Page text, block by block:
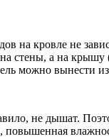
на кровле не
стены, а на
можно вынести
не дышат.